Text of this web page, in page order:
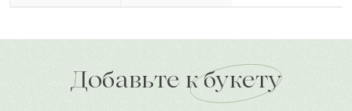
доставка по городу в течение часа
А 2023-07-22
Аксултан
2023-07-10
Добавьте к букету